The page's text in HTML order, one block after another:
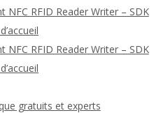
NFC RFID Reader Writer – SDK
NFC RFID Reader Writer – SDK
gratuits et experts